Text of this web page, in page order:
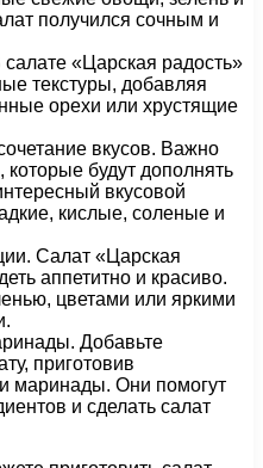
получился сочным и
салате «Царская радость»
текстуры, добавляя
орехи или хрустящие
вкусов. Важно
будут дополнять
вкусовой
кислые, соленые и
Салат «Царская
аппетитно и красиво.
цветами или яркими
Добавьте
приготовив
маринады. Они помогут
и сделать салат